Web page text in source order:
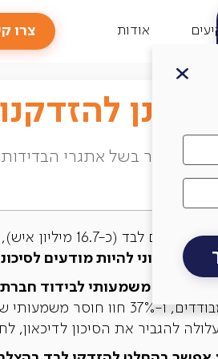
אודות צרו
יותר בשל אתגרי
חיוני להיות מודעים
בסיכון משמעותי לבידוד
מהקשישים דיווחו שהם מרגישים
להגביר את הסיכון לדיכאון,